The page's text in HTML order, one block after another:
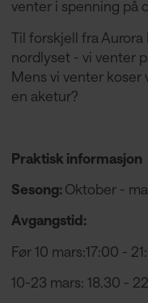
venter i spenning på
Til forskjell fra Aurora
nordlyset - vi venter
Mens vi venter koser
en aketur?
Praktisk informasjon
Sesong: Oktober -
Avgangstid:
Før 10 mars:17:00 -
10-23 mars: 18.30 -